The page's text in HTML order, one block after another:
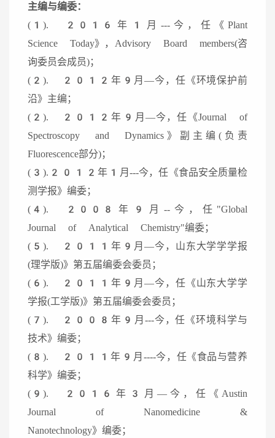
主编与编委：
(1). 2016年1月---今，任《Plant
Science Today》，Advisory Board members(咨
询委员会成员)；
(2). 2012年9月—今，任《环境保护前
沿》主编；
(2). 2012年9月—今，任《Journal of
Spectroscopy and Dynamics》副主编(负责
Fluorescence部分)；
(3).2012年1月---今，任《食品安全质量检
测学报》编委；
(4). 2008年9月--今，任"Global
Journal of Analytical Chemistry"编委；
(5). 2011年9月—今，山东大学学学报
(理学版)》第五届编委会委员；
(6). 2011年9月—今，任《山东大学学
学报(工学版)》第五届编委会委员；
(7). 2008年9月---今，任《环境科学与
技术》编委；
(8). 2011年9月----今，任《食品与营养
科学》编委；
(9). 2016年3月—今，任《Austin
Journal of Nanomedicine &
Nanotechnology》编委；